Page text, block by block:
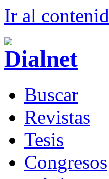
Ir al contenid
Buscar
Revistas
Tesis
Congresos